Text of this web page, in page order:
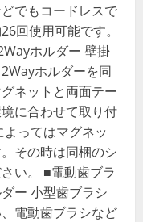
でもコードレスで
回使用可能です。
ホルダー 壁掛
ホルダーを同
ネットと両面テー
に合わせて取り付
ってはマグネッ
その時は同梱のシ
い。 ■電動歯ブラ
ー 小型歯ブラシ
電動歯ブラシなど